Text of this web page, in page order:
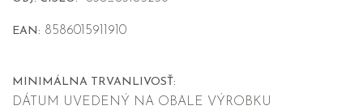
EAN: 8586015911910
MINIMÁLNA TRVANLIVOSŤ:
DÁTUM UVEDENÝ NA OBALE VÝROBKU